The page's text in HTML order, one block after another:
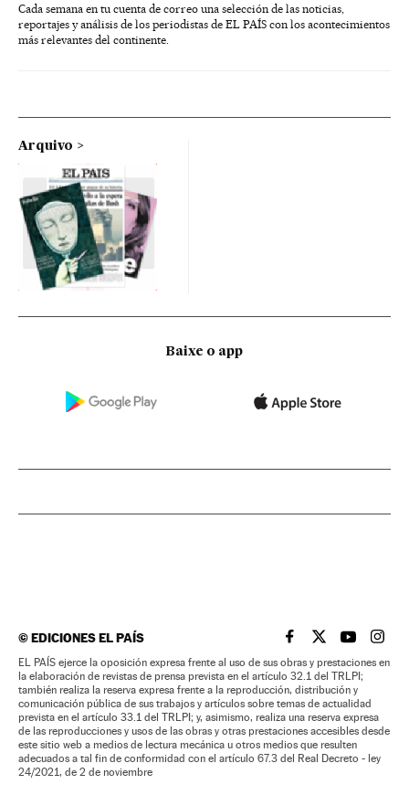
Cada semana en tu cuenta de correo una selección de las noticias,
reportajes y análisis de los periodistas de EL PAÍS con los acontecimientos
más relevantes del continente.
Arquivo
Baixe o app
©EDICIONES EL PAÍS EL PAÍS BRASIL EN
EL PAÍSEL PAÍS
EL
EL PAÍS ejerce la oposición expresa frente al uso de sus obras y prestaciones en
la elaboración de revistas de prensa prevista en el artículo 32.1 del TRLPI;
también realiza la reserva expresa frente a la reproducción, distribución y
comunicación pública de sus trabajos y artículos sobre temas de actualidad
prevista en el artículo 33.1 del TRLPI; y, asimismo, realiza una reserva expresa
de las reproducciones y usos de las obras y otras prestaciones accesibles desde
este sitio web a medios de lectura mecánica u otros medios que resulten
adecuados a tal fin de conformidad con el artículo 67.3 del Real Decreto - ley
24/2021, de 2 de noviembre